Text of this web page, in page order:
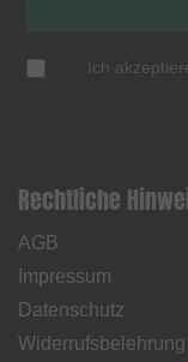
Ich
Rechtliche
AGB
Impressum
Datenschutz
Widerrufsbelehrung